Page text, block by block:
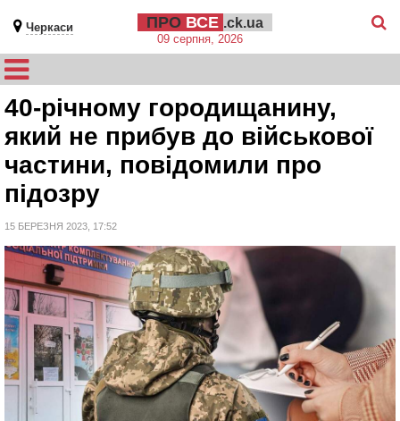
Черкаси ПРО ВСЕ .ck.ua
09 серпня, 2026
40-річному городищанину,
який не прибув до військової
частини, повідомили про
підозру
15 БЕРЕЗНЯ 2023, 17:52